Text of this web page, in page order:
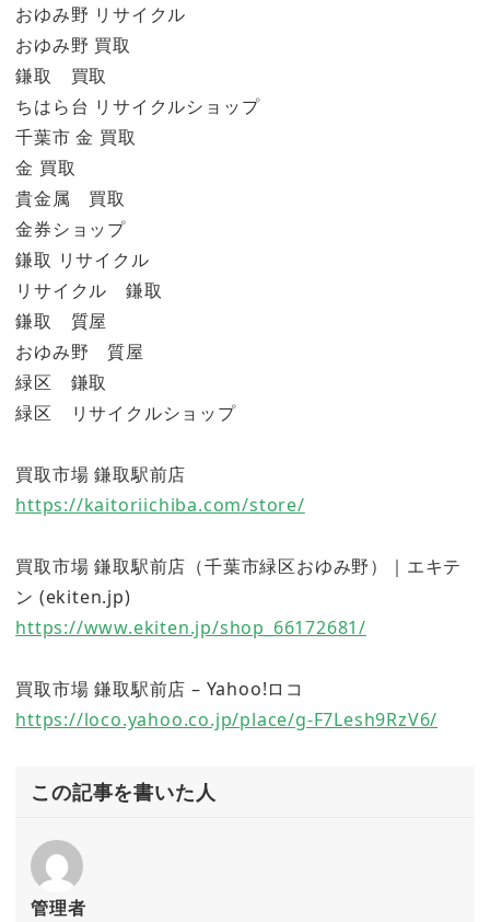
おゆみ野 リサイクル
おゆみ野 買取
鎌取 買取
ちはら台 リサイクルショップ
千葉市 金 買取
金 買取
貴金属 買取
金券ショップ
鎌取 リサイクル
リサイクル 鎌取
鎌取 質屋
おゆみ野 質屋
緑区 鎌取
緑区 リサイクルショップ
買取市場 鎌取駅前店
https://kaitoriichiba.com/store/
買取市場 鎌取駅前店（千葉市緑区おゆみ野）｜エキテ
ン (ekiten.jp)
https://www.ekiten.jp/shop_66172681/
買取市場 鎌取駅前店 – Yahoo!ロコ
https://loco.yahoo.co.jp/place/g-F7Lesh9RzV6/
この記事を書いた人
管理者